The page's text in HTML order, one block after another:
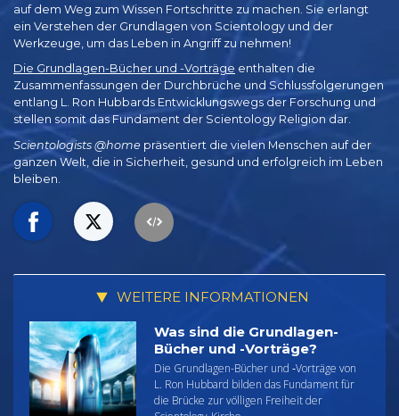
auf dem Weg zum Wissen Fortschritte zu machen. Sie erlangt
ein Verstehen der Grundlagen von Scientology und der
Werkzeuge, um das Leben in Angriff zu nehmen!
Die Grundlagen-Bücher und -Vorträge enthalten die
Zusammenfassungen der Durchbrüche und Schlussfolgerungen
entlang L. Ron Hubbards Entwicklungswegs der Forschung und
stellen somit das Fundament der Scientology Religion dar.
Scientologists @home präsentiert die vielen Menschen auf der
ganzen Welt, die in Sicherheit, gesund und erfolgreich im Leben
bleiben.
WEITERE INFORMATIONEN
Was sind die Grundlagen-
Bücher und -Vorträge?
Die Grundlagen-Bücher und ‑Vorträge von
L. Ron Hubbard bilden das Fundament für
die Brücke zur völligen Freiheit der